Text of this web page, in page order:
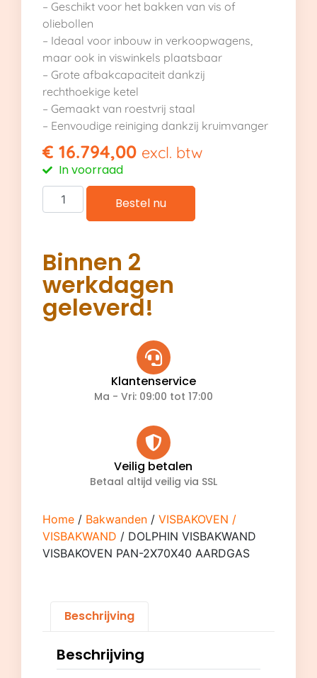
– Geschikt voor het bakken van vis of
oliebollen
– Ideaal voor inbouw in verkoopwagens,
maar ook in viswinkels plaatsbaar
– Grote afbakcapaciteit dankzij
rechthoekige ketel
– Gemaakt van roestvrij staal
– Eenvoudige reiniging dankzij kruimvanger
€ 16.794,00 excl. btw
In voorraad
Bestel nu
Binnen 2
werkdagen
geleverd!
Klantenservice
Ma - Vri: 09:00 tot 17:00
Veilig betalen
Betaal altijd veilig via SSL
Home / Bakwanden / VISBAKOVEN /
VISBAKWAND / DOLPHIN VISBAKWAND
VISBAKOVEN PAN-2X70X40 AARDGAS
Beschrijving
Beschrijving